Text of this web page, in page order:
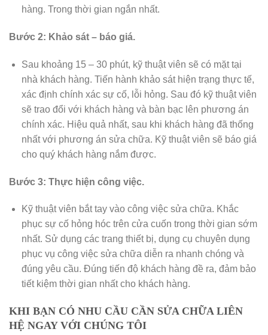
hàng. Trong thời gian ngắn nhất.
Bước 2: Khảo sát – báo giá.
Sau khoảng 15 – 30 phút, kỹ thuật viên sẽ có mặt tại
nhà khách hàng. Tiến hành khảo sát hiện trạng thực tế,
xác định chính xác sự cố, lỗi hỏng. Sau đó kỹ thuật viên
sẽ trao đổi với khách hàng và bàn bạc lên phương án
chính xác. Hiệu quả nhất, sau khi khách hàng đã thống
nhất với phương án sửa chữa. Kỹ thuật viên sẽ báo giá
cho quý khách hàng nắm được.
Bước 3: Thực hiện công việc.
Kỹ thuật viên bắt tay vào công việc sửa chữa. Khắc
phục sự cố hỏng hóc trên cửa cuốn trong thời gian sớm
nhất. Sử dụng các trang thiết bị, dụng cụ chuyên dụng
phục vụ công việc sửa chữa diễn ra nhanh chóng và
đúng yêu cầu. Đúng tiến độ khách hàng đề ra, đảm bảo
tiết kiệm thời gian nhất cho khách hàng.
KHI BẠN CÓ NHU CẦU CẦN SỬA CHỮA LIÊN
HỆ NGAY VỚI CHÚNG TÔI